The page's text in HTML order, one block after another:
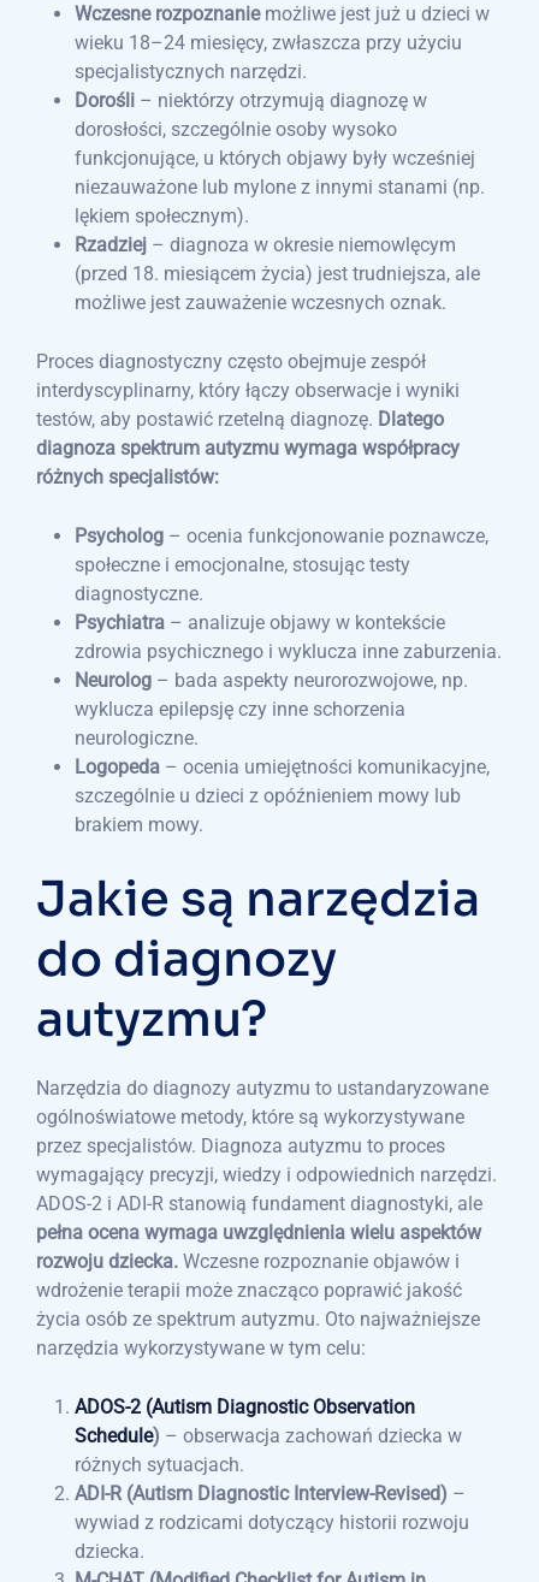
Wczesne rozpoznanie możliwe jest już u dzieci w
wieku 18–24 miesięcy, zwłaszcza przy użyciu
specjalistycznych narzędzi.
Dorośli – niektórzy otrzymują diagnozę w
dorosłości, szczególnie osoby wysoko
funkcjonujące, u których objawy były wcześniej
niezauważone lub mylone z innymi stanami (np.
lękiem społecznym).
Rzadziej – diagnoza w okresie niemowlęcym
(przed 18. miesiącem życia) jest trudniejsza, ale
możliwe jest zauważenie wczesnych oznak.
Proces diagnostyczny często obejmuje zespół
interdyscyplinarny, który łączy obserwacje i wyniki
testów, aby postawić rzetelną diagnozę. Dlatego
diagnoza spektrum autyzmu wymaga współpracy
różnych specjalistów:
Psycholog – ocenia funkcjonowanie poznawcze,
społeczne i emocjonalne, stosując testy
diagnostyczne.
Psychiatra – analizuje objawy w kontekście
zdrowia psychicznego i wyklucza inne zaburzenia.
Neurolog – bada aspekty neurorozwojowe, np.
wyklucza epilepsję czy inne schorzenia
neurologiczne.
Logopeda – ocenia umiejętności komunikacyjne,
szczególnie u dzieci z opóźnieniem mowy lub
brakiem mowy.
Jakie są narzędzia
do diagnozy
autyzmu?
Narzędzia do diagnozy autyzmu to ustandaryzowane
ogólnoświatowe metody, które są wykorzystywane
przez specjalistów. Diagnoza autyzmu to proces
wymagający precyzji, wiedzy i odpowiednich narzędzi.
ADOS-2 i ADI-R stanowią fundament diagnostyki, ale
pełna ocena wymaga uwzględnienia wielu aspektów
rozwoju dziecka. Wczesne rozpoznanie objawów i
wdrożenie terapii może znacząco poprawić jakość
życia osób ze spektrum autyzmu. Oto najważniejsze
narzędzia wykorzystywane w tym celu:
ADOS-2 (Autism Diagnostic Observation
Schedule) – obserwacja zachowań dziecka w
różnych sytuacjach.
ADI-R (Autism Diagnostic Interview-Revised) –
wywiad z rodzicami dotyczący historii rozwoju
dziecka.